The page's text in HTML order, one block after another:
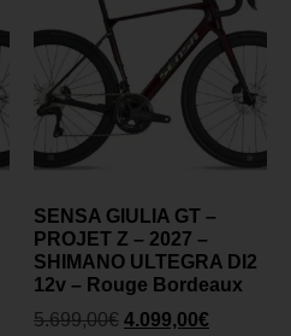
SENSA GIULIA GT –
PROJET Z – 2027 –
SHIMANO ULTEGRA DI2
12v – Rouge Bordeaux
5.699,00€ 4.099,00€